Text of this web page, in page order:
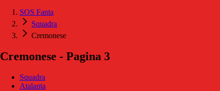
SOS Fanta
Squadra
Cremonese
Cremonese - Pagina 3
Squadra
Atalanta